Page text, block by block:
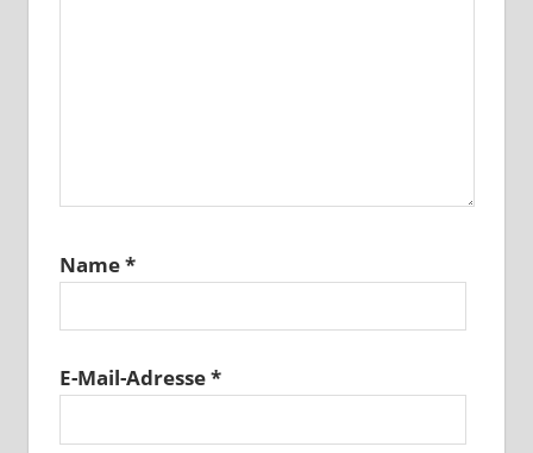
Name*
E-Mail-Adresse*